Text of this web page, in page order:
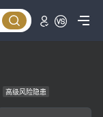
高级风险隐患